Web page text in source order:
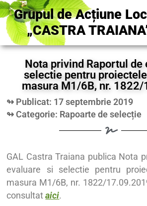
Grupul de Acțiune
„CASTRA
Nota privind Raportul de
selectie pentru
masura M1/6B, nr.
↬ Publicat: 17 septembrie 2019
↬ Categorie: Rapoarte de selecție
GAL Castra Traiana publica Nota
evaluare si selectie pentru
masura M1/6B, nr. 1822/
consultataici.